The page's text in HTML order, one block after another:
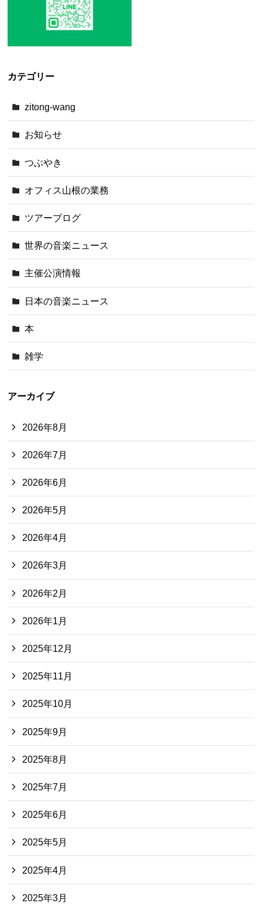
カテゴリー
zitong-wang
お知らせ
つぶやき
オフィス山根の業務
ツアーブログ
世界の音楽ニュース
主催公演情報
日本の音楽ニュース
本
雑学
アーカイブ
2026年8月
2026年7月
2026年6月
2026年5月
2026年4月
2026年3月
2026年2月
2026年1月
2025年12月
2025年11月
2025年10月
2025年9月
2025年8月
2025年7月
2025年6月
2025年5月
2025年4月
2025年3月